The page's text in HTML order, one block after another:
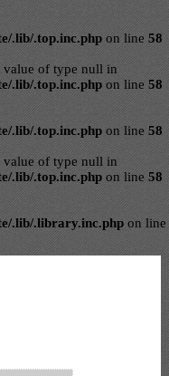
.lib/.top.inc.php on line 58
value of type null in
.lib/.top.inc.php on line 58
.lib/.top.inc.php on line 58
value of type null in
.lib/.top.inc.php on line 58
.lib/.library.inc.php on line